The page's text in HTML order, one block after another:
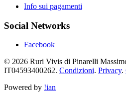
Info sui pagamenti
Social Networks
Facebook
© 2026 Ruri Vivis di Pinarelli
IT04593400262. Condizioni. Privacy.
Powered by !ian